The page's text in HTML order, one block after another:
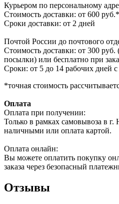
Курьером по персональному
Стоимость доставки: от 600 руб.*
Сроки доставки: от 2 дней
Почтой России до почтового
Стоимость доставки: от 300 руб.
посылки) или бесплатно при
Сроки: от 5 до 14 рабочих дней с
*точная стоимость
Оплата
Оплата при получении:
Только в рамках самовывоза в г.
наличными или оплата картой.
Оплата онлайн:
Вы можете оплатить покупку
заказа через безопасный
Отзывы